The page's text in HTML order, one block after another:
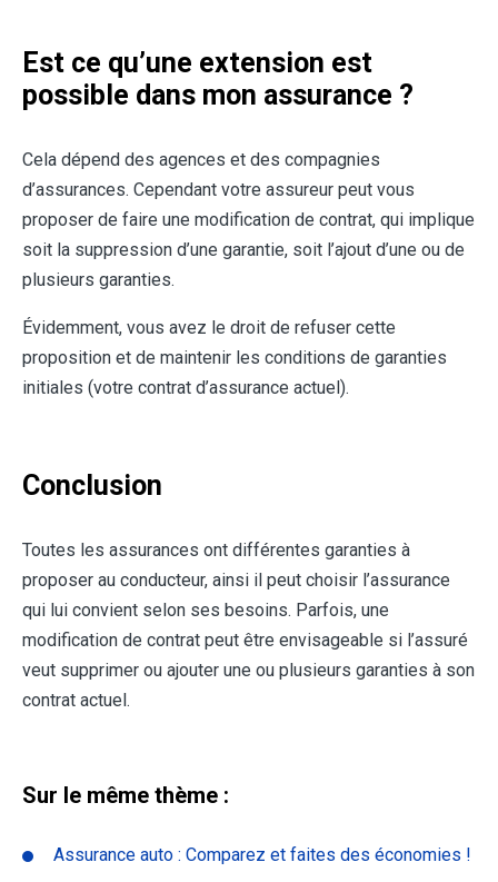
Est ce qu’une extension est
possible dans mon assurance ?
Cela dépend des agences et des compagnies
d’assurances. Cependant votre assureur peut vous
proposer de faire une modification de contrat, qui implique
soit la suppression d’une garantie, soit l’ajout d’une ou de
plusieurs garanties.
Évidemment, vous avez le droit de refuser cette
proposition et de maintenir les conditions de garanties
initiales (votre contrat d’assurance actuel).
Conclusion
Toutes les assurances ont différentes garanties à
proposer au conducteur, ainsi il peut choisir l’assurance
qui lui convient selon ses besoins. Parfois, une
modification de contrat peut être envisageable si l’assuré
veut supprimer ou ajouter une ou plusieurs garanties à son
contrat actuel.
Sur le même thème :
Assurance auto : Comparez et faites des économies !